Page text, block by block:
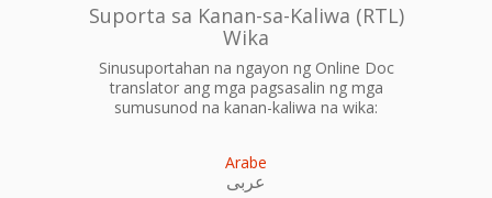
Suporta sa Kanan-sa-Kaliwa (RTL)
Wika
Sinusuportahan na ngayon ng Online Doc
translator ang mga pagsasalin ng mga
sumusunod na kanan-kaliwa na wika:
Arabe
عربى